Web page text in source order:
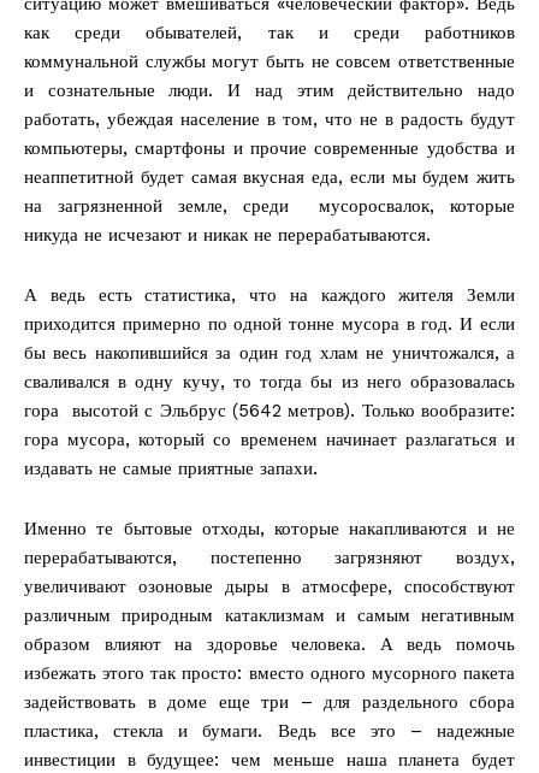
как среди обывателей, так и среди работников
коммунальной службы могут быть не совсем ответственные
и сознательные люди. И над этим действительно надо
работать, убеждая население в том, что не в радость будут
компьютеры, смартфоны и прочие современные удобства и
неаппетитной будет самая вкусная еда, если мы будем жить
на загрязненной земле, среди мусоросвалок, которые
никуда не исчезают и никак не перерабатываются.
А ведь есть статистика, что на каждого жителя Земли
приходится примерно по одной тонне мусора в год. И если
бы весь накопившийся за один год хлам не уничтожался, а
сваливался в одну кучу, то тогда бы из него образовалась
гора высотой с Эльбрус (5642 метров). Только вообразите:
гора мусора, который со временем начинает разлагаться и
издавать не самые приятные запахи.
Именно те бытовые отходы, которые накапливаются и не
перерабатываются, постепенно загрязняют воздух,
увеличивают озоновые дыры в атмосфере, способствуют
различным природным катаклизмам и самым негативным
образом влияют на здоровье человека. А ведь помочь
избежать этого так просто: вместо одного мусорного пакета
задействовать в доме еще три – для раздельного сбора
пластика, стекла и бумаги. Ведь все это – надежные
инвестиции в будущее: чем меньше наша планета будет